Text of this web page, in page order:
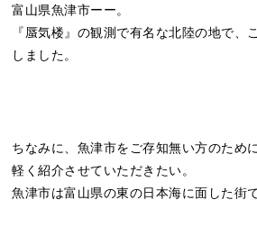
富山県魚津市ーー。
『蜃気楼』の観測で有名な北陸の地で、
しました。
ちなみに、魚津市をご存知無い方のため
軽く紹介させていただきたい。
魚津市は富山県の東の日本海に面した街で